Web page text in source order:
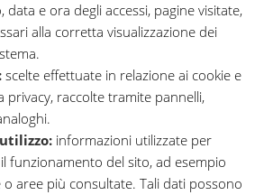
data e ora degli accessi, pagine visitate,
alla corretta visualizzazione dei
scelte effettuate in relazione ai cookie e
privacy, raccolte tramite pannelli,
informazioni utilizzate per
funzionamento del sito, ad esempio
aree più consultate. Tali dati possono